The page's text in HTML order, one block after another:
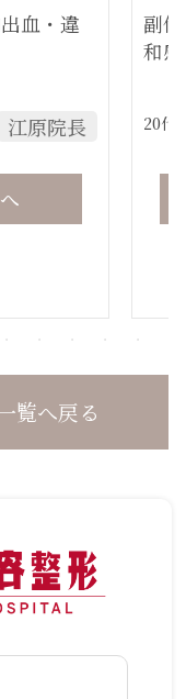
血・違
江原院長
副
和
20代
覧へ戻る